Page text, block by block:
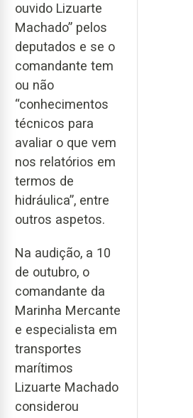
ouvido Lizuarte
Machado” pelos
deputados e se o
comandante tem
ou não
“conhecimentos
técnicos para
avaliar o que vem
nos relatórios em
termos de
hidráulica”, entre
outros aspetos.
Na audição, a 10
de outubro, o
comandante da
Marinha Mercante
e especialista em
transportes
marítimos
Lizuarte Machado
considerou